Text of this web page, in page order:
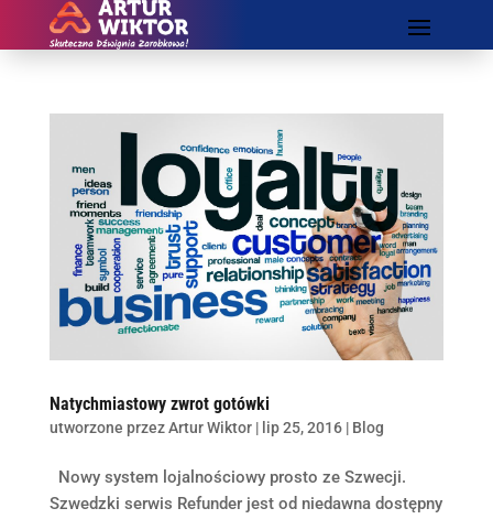
Natychmiastowy zwrot gotówki
utworzone przezArtur Wiktor| lip 25, 2016| Blog
Nowy system lojalnościowy prosto ze Szwecji.
Szwedzki serwis Refunder jest od niedawna dostępny